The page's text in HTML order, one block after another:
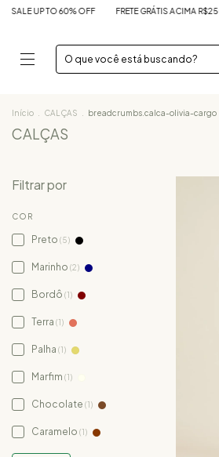
ACIMA R$250 PARA TODO O BRASIL! SALE UP TO
Início CALÇAS breadcrumbs.calca-olivia-cargo
CALÇAS
Filtrar por
COR
Preto (5)
Marinho (2)
Bordô (1)
Terra (1)
Palha (1)
Marfim (1)
Chocolate (1)
Caramelo (1)